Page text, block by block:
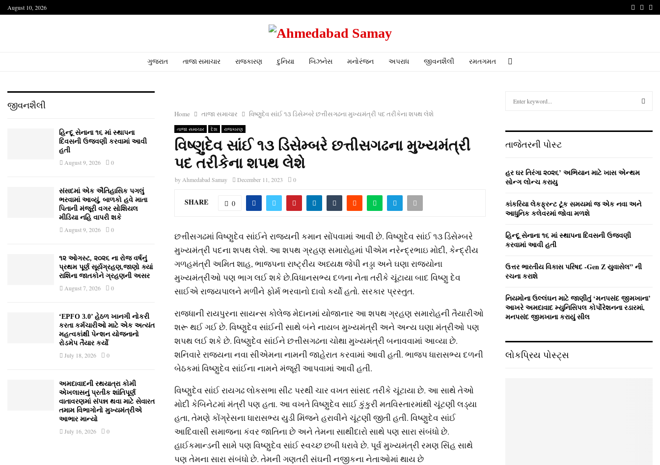
August 10, 2026
ગુજરાત તાજા સમાચાર રાજકારણ દુનિયા બિઝનેસ મનોરંજન અપરાધ જીવનશૈલી રમતગમત
Home તાજા સમાચાર વિષ્‍ણુદેવ સાંઈ ૧૩ ડિસેમ્‍બરે છત્તીસગઢના મુખ્‍યમંત્રી પદ તરીકેના શપથ લેશે
તાજા સમાચાર દેશ રાજકારણ
વિષ્‍ણુદેવ સાંઈ ૧૩ ડિસેમ્‍બરે છત્તીસગઢના મુખ્‍યમંત્રી
પદ તરીકેના શપથ લેશે
by Ahmedabad Samay December 11, 2023 0
SHARE 0
છત્તીસગઢમાં વિષ્‍ણુદેવ સાંઈને રાજ્‍યની કમાન સોંપવામાં આવી છે. વિષ્‍ણુદેવ સાંઈ ૧૩ ડિસેમ્‍બરે
મુખ્‍યમંત્રી પદના શપથ લેશે. આ શપથ ગ્રહણ સમારોહમાં પીએમ નરેન્‍દ્રભાઇ મોદી, કેન્‍દ્રીય
ગળહમંત્રી અમિત શાહ, ભાજપના રાષ્‍ટ્રીય અધ્‍યક્ષ જેપી નડ્ડા અને ઘણા રાજ્‍યોના
મુખ્‍યમંત્રીઓ પણ ભાગ લઈ શકે છે.વિધાનસભ્‍ય દળના નેતા તરીકે ચૂંટાયા બાદ વિષ્‍ણુ દેવ
સાઈએ રાજ્‍યપાલને મળીને ફોર્મ ભરવાનો દાવો કર્યો હતો. સરકાર પ્રસ્‍તુત.
રાજધાની રાયપુરના સાયન્‍સ કોલેજ મેદાનમાં યોજાનાર આ શપથ ગ્રહણ સમારોહની તૈયારીઓ
શરૂ થઈ ગઈ છે. વિષ્‍ણુદેવ સાંઈની સાથે બંને નાયબ મુખ્‍યમંત્રી અને અન્‍ય ઘણા મંત્રીઓ પણ
શપથ લઈ શકે છે. વિષ્‍ણુદેવ સાંઈને છત્તીસગઢના ચોથા મુખ્‍યમંત્રી બનાવવામાં આવ્‍યા છે.
શનિવારે રાજ્‍યના નવા સીએમના નામની જાહેરાત કરવામાં આવી હતી. ભાજપ ધારાસભ્‍ય દળની
બેઠકમાં વિષ્‍ણુદેવ સાંઈના નામને મંજૂરી આપવામાં આવી હતી.
વિષ્‍ણુદેવ સાંઈ રાયગઢ લોકસભા સીટ પરથી ચાર વખત સાંસદ તરીકે ચૂંટાયા છે. આ સાથે તેઓ
મોદી કેબિનેટમાં મંત્રી પણ હતા. આ વખતે વિષ્‍ણુદેવ સાઈ કુંકુરી મતવિસ્‍તારમાંથી ચૂંટણી લડ્‍યા
હતા, તેમણે કોંગ્રેસના ધારાસભ્‍ય યુડી મિંજને હરાવીને ચૂંટણી જીતી હતી. વિષ્‍ણુદેવ સાંઈ
આદિવાસી સમાજના કંવર જાતિના છે અને તેમના સાથીદારો સાથે પણ સારા સંબંધો છે.
હાઈકમાન્‍ડની સામે પણ વિષ્‍ણુદેવ સાંઈ સ્‍વચ્‍છ છબી ધરાવે છે. પૂર્વ મુખ્‍યમંત્રી રમણ સિંહ સાથે
પણ તેમના સારા સંબંધો છે. તેમની ગણતરી સંઘની નજીકના નેતાઓમાં થાય છે
જીવનશૈલી
હિન્દૂ સેનાના ૧૬ માં સ્થાપના
દિવસની ઉજવણી કરવામાં આવી
હતી
August 9, 2026 0
સંસદમાં એક ઐતિહાસિક પગલું
ભરવામાં આવ્યું, બાળકો હવે માતા
પિતાની મંજૂરી વગર સોશિયલ
મીડિયા નહિ વાપરી શકે
August 9, 2026 0
૧૨ ઓગસ્ટ, ૨૦૨૬ ના રોજ વર્ષનું
પ્રથમ પૂર્ણ સૂર્યગ્રહણ,જાણો ક્યાં
રાશિના જાતકોને ગ્રહણની અસર
August 7, 2026 0
‘EPFO 3.0’ હેઠળ ખાનગી નોકરી
કરતા કર્મચારીઓ માટે એક અત્યંત
મહત્વકાંક્ષી પેન્શન યોજનાનો
રોડમેપ તૈયાર કર્યો
July 18, 2026 0
અમદાવાદની રથયાત્રા કોમી
એખલાસનું પ્રતીક શાંતિપૂર્ણ
વાતાવરણમાં સંપન્ન થવા માટે સેવારત
તમામ વિભાગોનો મુખ્યમંત્રીએ
આભાર માન્યો
July 16, 2026 0
h
o
r
તાજેતરની પોસ્ટ
હર ઘર તિરંગા ૨૦૨૬’ અભિયાન માટે ખાસ એન્થમ
સોન્ગ લોન્ચ કરાયુ
કાંકરિયા લેકફ્રન્ટ ટૂંક સમયમાં જ એક નવા અને
આધુનિક કલેવરમાં જોવા મળશે
હિન્દૂ સેનાના ૧૬ માં સ્થાપના દિવસની ઉજવણી
કરવામાં આવી હતી
ઉત્તર ભારતીય વિકાસ પરિષદ -Gen Z યુવાસેલ” ની
રચના કરાશે
નિયમોના ઉલ્લંઘન માટે જાણીતું ‘મનપસંદ જીમખાના’
આખરે અમદાવાદ મ્યુનિસિપલ કોર્પોરેશનના રડારમાં,
મનપસંદ જીમખાના કરાયું સીલ
લોકપ્રિય પોસ્ટ્સ